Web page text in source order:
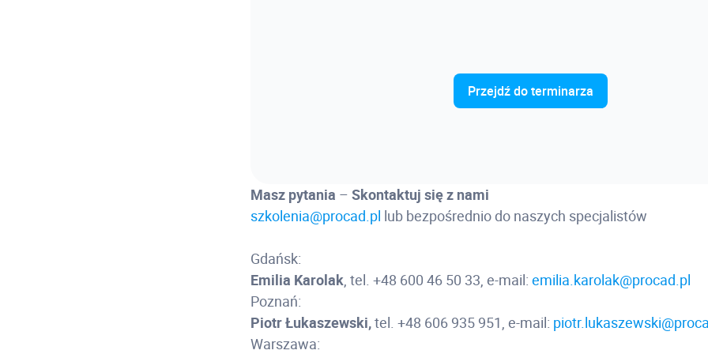
Przejdź do terminarza
Masz pytania –Skontaktuj się z nami
szkolenia@procad.pl lub bezpośrednio do naszych specjalistów
Gdańsk:
Emilia Karolak, tel. +48 600 46 50 33, e-mail:emilia.karolak@procad.pl
Poznań:
Piotr Łukaszewski,tel. +48 606 935 951, e-mail:
Warszawa: